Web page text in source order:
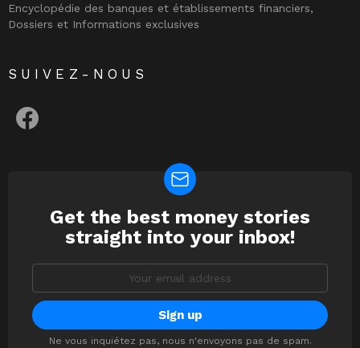
Encyclopédie des banques et établissements financiers,
Dossiers et Informations exclusives
SUIVEZ-NOUS
NEWSLETTER
Get the best money stories
straight into your inbox!
Ne vous inquiétez pas, nous n'envoyons pas de spam.